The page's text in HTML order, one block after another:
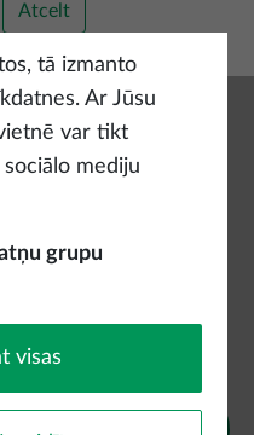
Atcelt
tā izmanto
Ar Jūsu
var tikt
mediju
grupu
visas